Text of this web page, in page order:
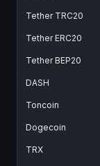
Tether TRC20
Tether ERC20
Tether BEP20
DASH
Toncoin
Dogecoin
TRX